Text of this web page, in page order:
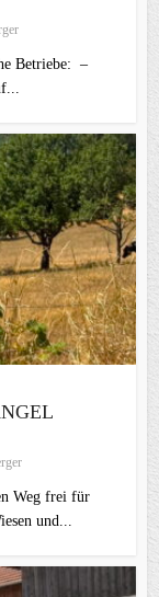
Betriebe: –
Weg frei für
und...